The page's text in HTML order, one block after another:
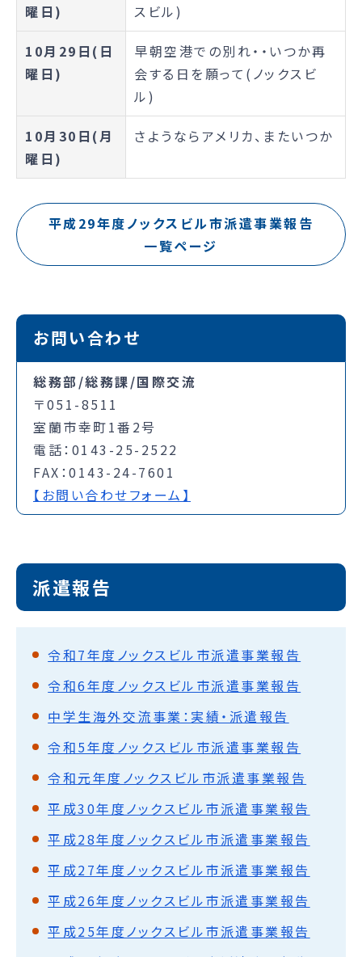
曜日)
スビル)
10月29日(日
曜日)
早朝空港での別れ・・いつか再
会する日を願って(ノックスビ
ル)
10月30日(月
曜日)
さようならアメリカ、またいつか
平成29年度ノックスビル市派遣事業報告
一覧ページ
お問い合わせ
総務部/総務課/国際交流
〒051-8511
室蘭市幸町1番2号
電話：0143-25-2522
FAX：0143-24-7601
【お問い合わせフォーム】
派遣報告
令和7年度ノックスビル市派遣事業報告
令和6年度ノックスビル市派遣事業報告
中学生海外交流事業：実績・派遣報告
令和5年度ノックスビル市派遣事業報告
令和元年度ノックスビル市派遣事業報告
平成30年度ノックスビル市派遣事業報告
平成28年度ノックスビル市派遣事業報告
平成27年度ノックスビル市派遣事業報告
平成26年度ノックスビル市派遣事業報告
平成25年度ノックスビル市派遣事業報告